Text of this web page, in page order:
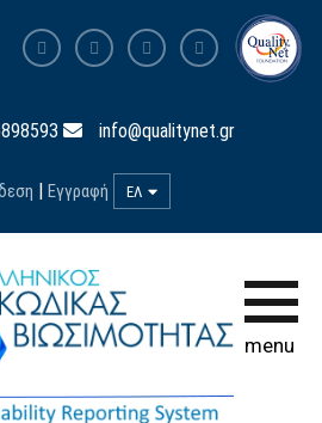
Αρχική σελίδα
Ο Κώδικας
Εκπαίδευση
Βάση Δεδομένων
info@qualitynet.gr
Εγγραφή ΕΛ
menu